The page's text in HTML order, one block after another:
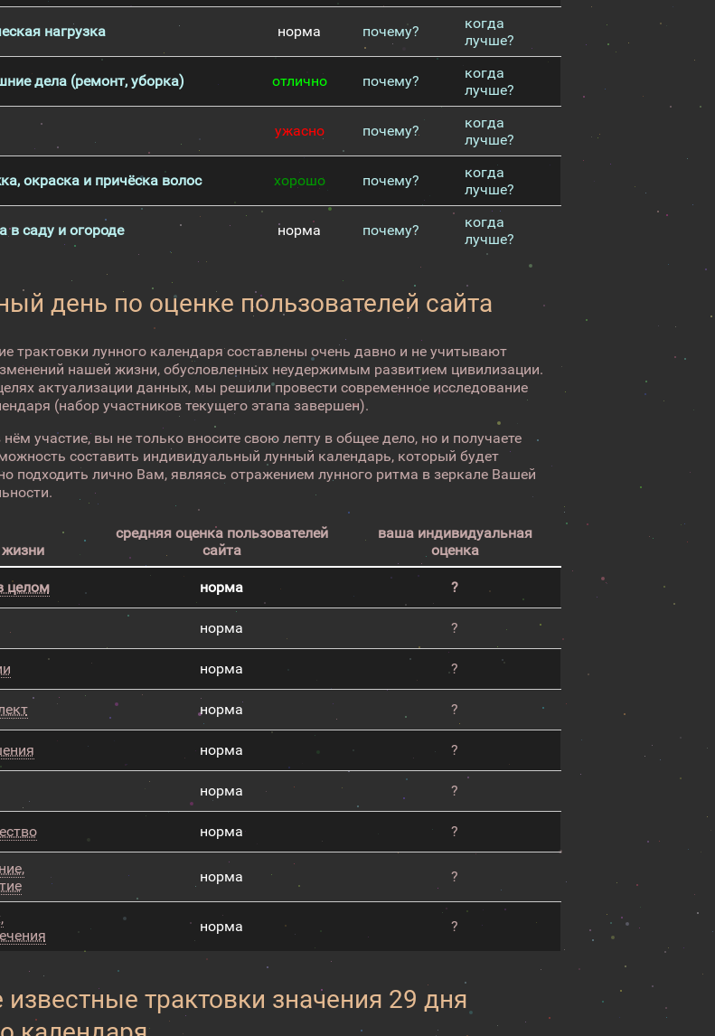
нагрузка норма почему?
когда
лучше?
дела (ремонт, уборка) отлично почему?
когда
лучше?
ужасно почему?
когда
лучше?
окраска и причёска волос хорошо почему?
когда
лучше?
в саду и огороде норма почему?
когда
лучше?
день по оценке пользователей сайта
трактовки лунного календаря составлены очень давно и не учитывают
нашей жизни, обусловленных неудержимым развитием цивилизации.
актуализации данных, мы решили провести современное исследование
(набор участников текущего этапа завершен).
участие, вы не только вносите свою лепту в общее дело, но и получаете
составить индивидуальный лунный календарь, который будет
подходить лично Вам, являясь отражением лунного ритма в зеркале Вашей
средняя оценка пользователей
сайта
ваша индивидуальная
оценка
целом норма ?
норма ?
норма ?
норма ?
норма ?
норма ?
норма ?
норма ?
норма ?
известные трактовки значения 29 дня